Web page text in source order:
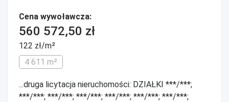
Cena wywoławcza:
560 572,50 zł
122 zł/m²
4 611 m²
...druga licytacja nieruchomości: DZIAŁKI ***/***;
***/***; ***/***; ***/***; ***/***; ***/***; ***/***;